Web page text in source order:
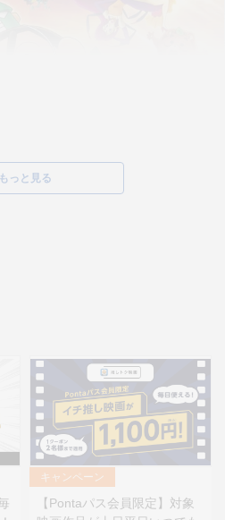
もっと見る
キャンペーン
【Pontaパス会員限定】対象